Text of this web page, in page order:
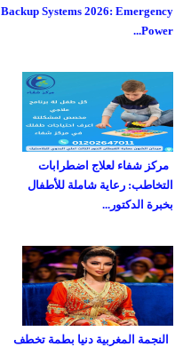
Backup Systems 2026: Emergency
Power...
مركز شفاء لعلاج اضطرابات
التخاطب: رعاية شاملة للأطفال
بخبرة الدكتور...
النجمة المغربية دنيا بطمة تخطف